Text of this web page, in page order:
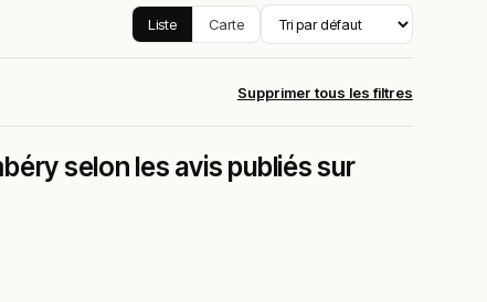
Liste Carte
Supprimer tous les filtres
selon les avis publiés sur